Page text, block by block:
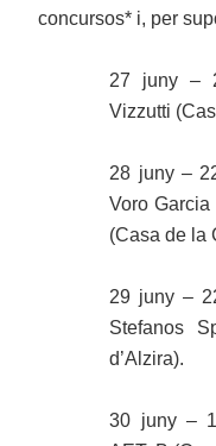
concursos* i, per
27 juny –
Vizzutti
28 juny –
Voro
(Casa de la
29 juny –
Stefanos
d’Alzira).
30 juny –